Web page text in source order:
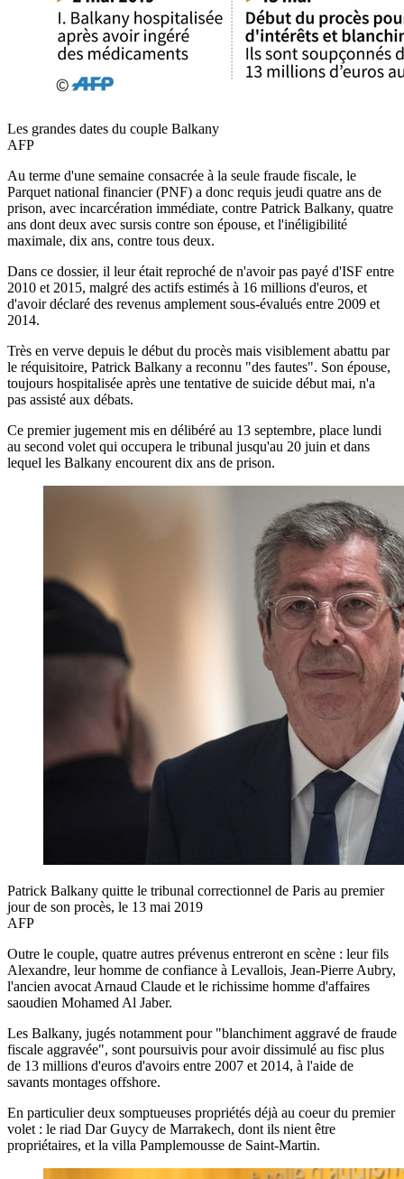
Les grandes dates du couple Balkany
AFP
Au terme d'une semaine consacrée à la seule fraude fiscale, le
Parquet national financier (PNF) a donc requis jeudi quatre ans de
prison, avec incarcération immédiate, contre Patrick Balkany, quatre
ans dont deux avec sursis contre son épouse, et l'inéligibilité
maximale, dix ans, contre tous deux.
Dans ce dossier, il leur était reproché de n'avoir pas payé d'ISF entre
2010 et 2015, malgré des actifs estimés à 16 millions d'euros, et
d'avoir déclaré des revenus amplement sous-évalués entre 2009 et
2014.
Très en verve depuis le début du procès mais visiblement abattu par
le réquisitoire, Patrick Balkany a reconnu "des fautes". Son épouse,
toujours hospitalisée après une tentative de suicide début mai, n'a
pas assisté aux débats.
Ce premier jugement mis en délibéré au 13 septembre, place lundi
au second volet qui occupera le tribunal jusqu'au 20 juin et dans
lequel les Balkany encourent dix ans de prison.
Patrick Balkany quitte le tribunal correctionnel de Paris au premier
jour de son procès, le 13 mai 2019
AFP
Outre le couple, quatre autres prévenus entreront en scène : leur fils
Alexandre, leur homme de confiance à Levallois, Jean-Pierre Aubry,
l'ancien avocat Arnaud Claude et le richissime homme d'affaires
saoudien Mohamed Al Jaber.
Les Balkany, jugés notamment pour "blanchiment aggravé de fraude
fiscale aggravée", sont poursuivis pour avoir dissimulé au fisc plus
de 13 millions d'euros d'avoirs entre 2007 et 2014, à l'aide de
savants montages offshore.
En particulier deux somptueuses propriétés déjà au coeur du premier
volet : le riad Dar Guycy de Marrakech, dont ils nient être
propriétaires, et la villa Pamplemousse de Saint-Martin.